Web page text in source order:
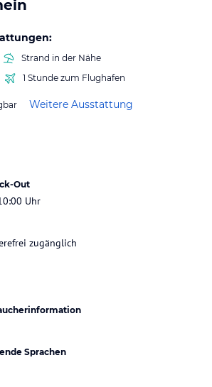
Strand in der Nähe
1 Stunde zum Flughafen
Weitere Ausstattung
Out
Uhr
zugänglich
Sprachen